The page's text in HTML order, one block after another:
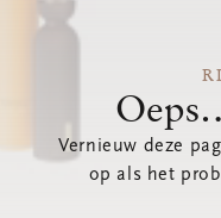
Vernieuw deze
op als het